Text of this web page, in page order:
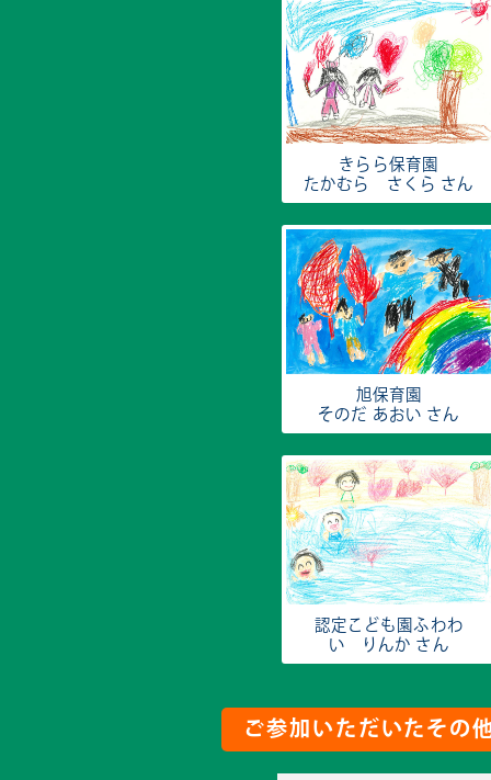
きらら保育園
たかむら さくら さん
旭保育園
そのだ あおい さん
認定こども園ふわわ
い りんか さん
ご参加いただいたその